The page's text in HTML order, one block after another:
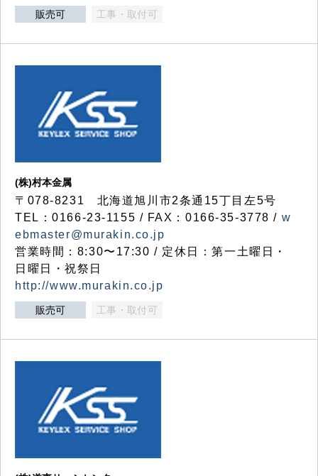
販売可 工事・取付可
(株)村本金属
〒078-8231 北海道旭川市2条通15丁目左5号
TEL：0166-23-1155 / FAX：0166-35-3778 / w
ebmaster@murakin.co.jp
営業時間：8:30〜17:30 / 定休日：第一土曜日・
日曜日・祝祭日
http://www.murakin.co.jp
販売可 工事・取付可